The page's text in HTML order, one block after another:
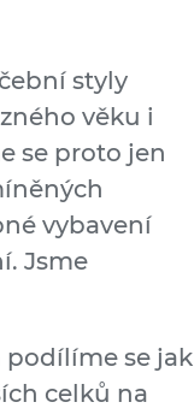
styly
věku i
se proto jen
vybavení
Jsme
podílíme se jak
celků na